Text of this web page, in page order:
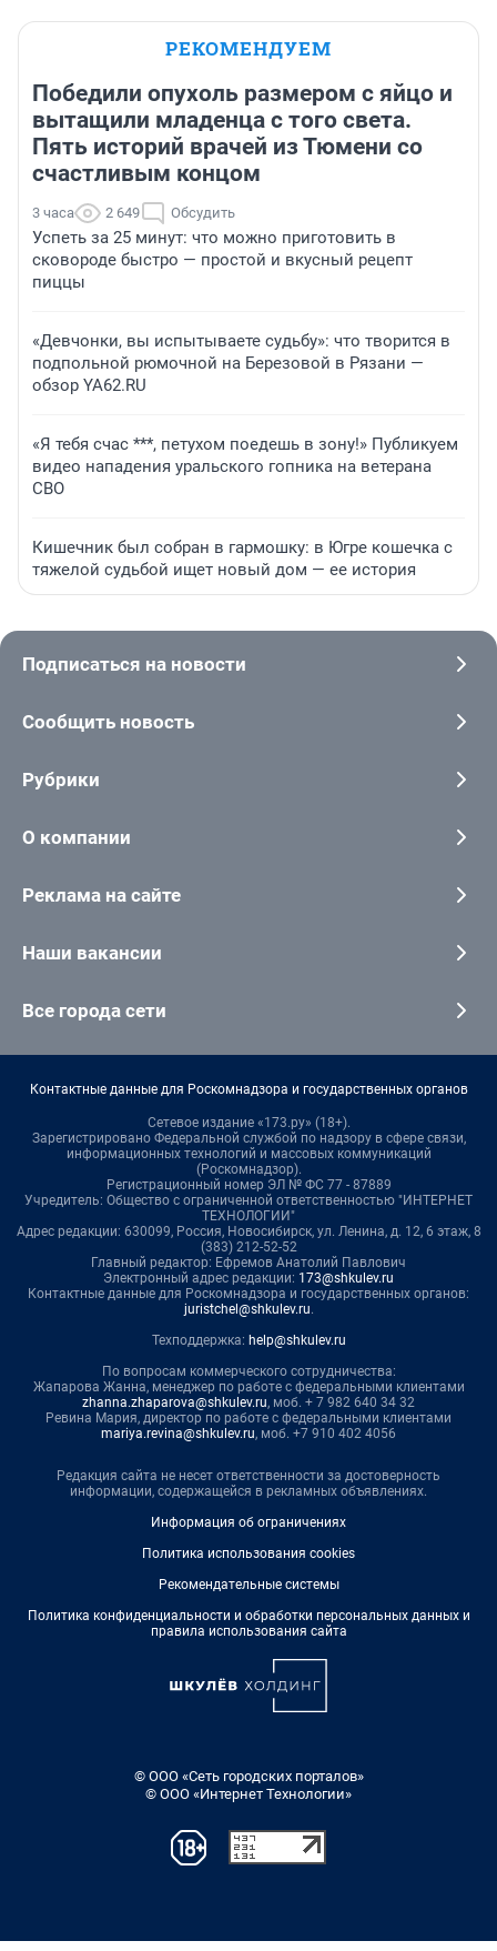
РЕКОМЕНДУЕМ
Победили опухоль размером с яйцо и
вытащили младенца с того света.
Пять историй врачей из Тюмени со
счастливым концом
3 часа 2 649 Обсудить
Успеть за 25 минут: что можно приготовить в
сковороде быстро — простой и вкусный рецепт
пиццы
«Девчонки, вы испытываете судьбу»: что творится в
подпольной рюмочной на Березовой в Рязани —
обзор YA62.RU
«Я тебя счас ***, петухом поедешь в зону!» Публикуем
видео нападения уральского гопника на ветерана
СВО
Кишечник был собран в гармошку: в Югре кошечка с
тяжелой судьбой ищет новый дом — ее история
Подписаться на новости
Сообщить новость
Рубрики
О компании
Реклама на сайте
Наши вакансии
Все города сети
Контактные данные для Роскомнадзора и государственных органов
Сетевое издание «173.ру» (18+).
Зарегистрировано Федеральной службой по надзору в сфере связи,
информационных технологий и массовых коммуникаций
(Роскомнадзор).
Регистрационный номер ЭЛ № ФС 77 - 87889
Учредитель: Общество с ограниченной ответственностью "ИНТЕРНЕТ
ТЕХНОЛОГИИ"
Адрес редакции: 630099, Россия, Новосибирск, ул. Ленина, д. 12, 6 этаж, 8
(383) 212-52-52
Главный редактор: Ефремов Анатолий Павлович
Электронный адрес редакции: 173@shkulev.ru
Контактные данные для Роскомнадзора и государственных органов:
juristchel@shkulev.ru.
Техподдержка: help@shkulev.ru
По вопросам коммерческого сотрудничества:
Жапарова Жанна, менеджер по работе с федеральными клиентами
zhanna.zhaparova@shkulev.ru, моб. + 7 982 640 34 32
Ревина Мария, директор по работе с федеральными клиентами
mariya.revina@shkulev.ru, моб. +7 910 402 4056
Редакция сайта не несет ответственности за достоверность
информации, содержащейся в рекламных объявлениях.
Информация об ограничениях
Политика использования cookies
Рекомендательные системы
Политика конфиденциальности и обработки персональных данных и
правила использования сайта
© ООО «Сеть городских порталов»
© ООО «Интернет Технологии»